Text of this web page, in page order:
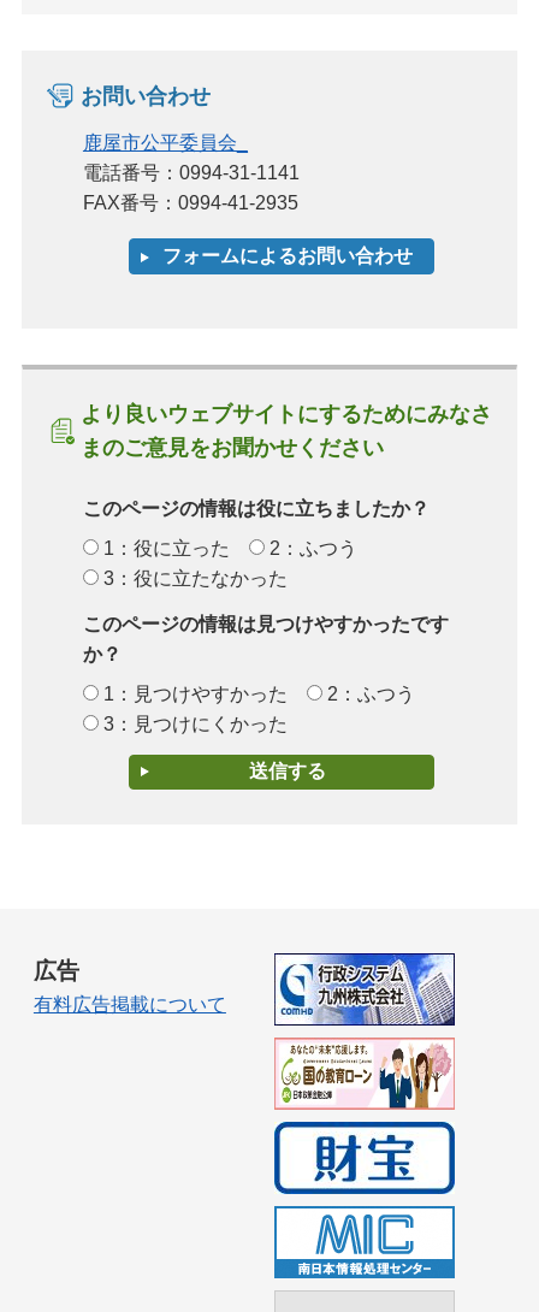
お問い合わせ
鹿屋市公平委員会_
電話番号：0994-31-1141
FAX番号：0994-41-2935
より良いウェブサイトにするためにみなさ
まのご意見をお聞かせください
このページの情報は役に立ちましたか？
1：役に立った
2：ふつう
3：役に立たなかった
このページの情報は見つけやすかったです
か？
1：見つけやすかった
2：ふつう
3：見つけにくかった
広告
有料広告掲載について